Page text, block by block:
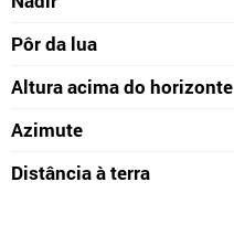
Pôr da lua
Altura acima do horizonte
Azimute
Distância à terra